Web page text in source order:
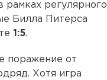
рамках регулярного
Билла Питерса
1:5.
поражение от
Хотя игра